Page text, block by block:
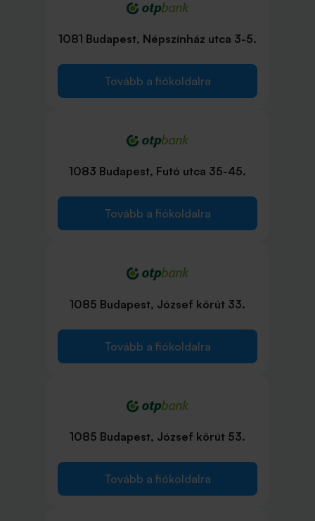
1081 Budapest, Népszínház utca 3-5.
Tovább a fiókoldalra
1083 Budapest, Futó utca 35-45.
Tovább a fiókoldalra
1085 Budapest, József körút 33.
Tovább a fiókoldalra
1085 Budapest, József körút 53.
Tovább a fiókoldalra